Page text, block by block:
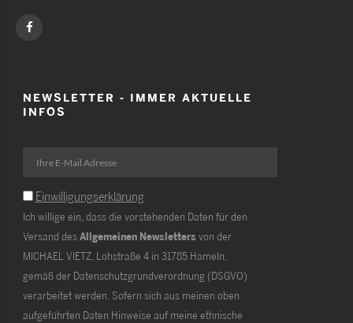
NEWSLETTER - IMMER AKTUELLE
INFOS
Einwilligungserklärung
Ich willige ein, dass die vorstehenden Daten für den
Versand desAllgemeinen Newsletters von der
MICHAEL VIETZ, Lohstraße 4 in 31785 Hameln,
gemäß der Datenschutzgrundverordnung (DSGVO)
verarbeitet werden. Sofern sich aus meinen oben
aufgeführten Daten Hinweise auf meine ethnische